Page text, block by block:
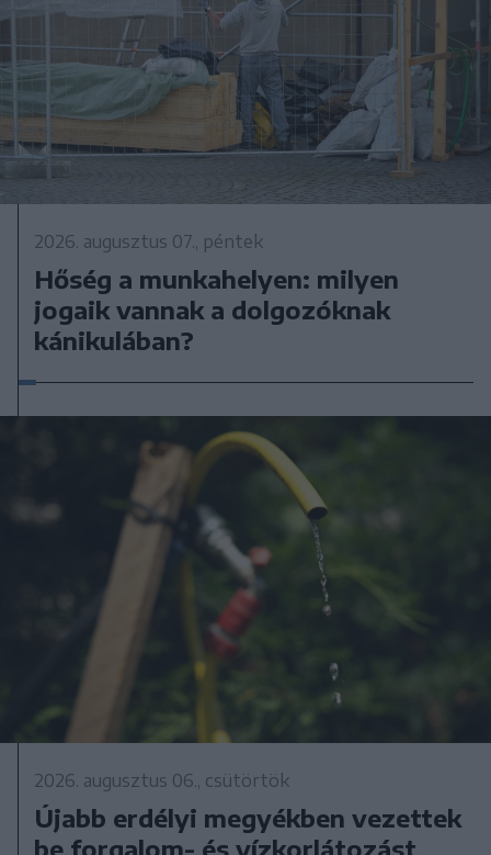
2026. augusztus 07., péntek
Hőség a munkahelyen: milyen
jogaik vannak a dolgozóknak
kánikulában?
2026. augusztus 06., csütörtök
Újabb erdélyi megyékben vezettek
be forgalom- és vízkorlátozást